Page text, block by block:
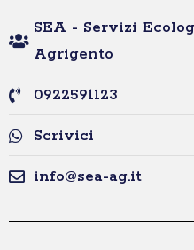
SEA - Servizi
Agrigento
0922591123
Scrivici
info@sea-ag.it